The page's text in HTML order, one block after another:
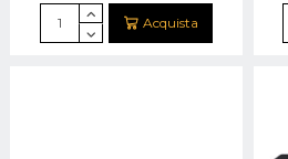
Acquista